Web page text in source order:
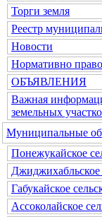
Торги земля
Реестр
Новости
Нормативно
ОБЪЯВЛЕНИЯ
Важная
земельных
Муниципальные
Понежукайское
Джиджихабльское
Габукайское
Ассоколайское